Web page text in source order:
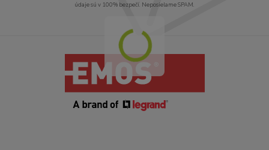
údaje sú v 100% bezpečí. Neposielame SPAM.